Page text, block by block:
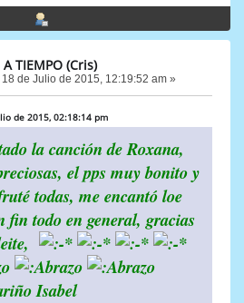
A TIEMPO (Cris)
18 de Julio de 2015, 12:19:52 am »
de 2015, 02:18:14 pm
la canción de Roxana,
el pps muy bonito y
todas, me encantó loe
fin todo en general, gracias
Isabel